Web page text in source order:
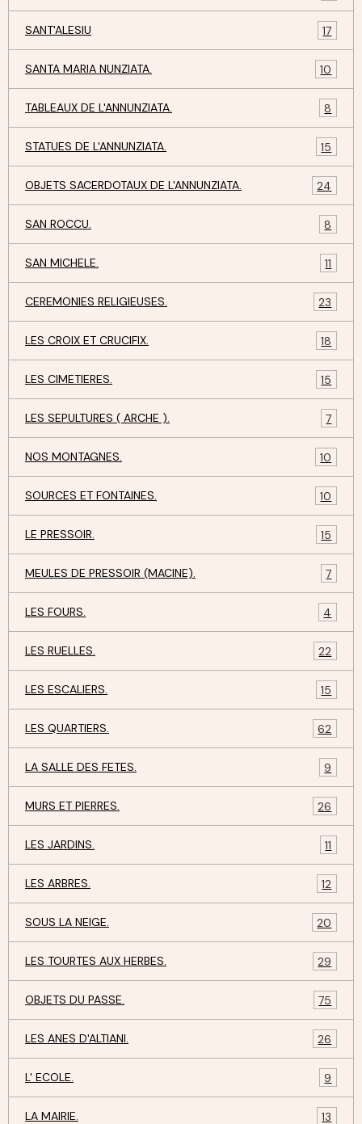
SANT'ALESIU 17
SANTA MARIA NUNZIATA. 10
TABLEAUX DE L'ANNUNZIATA. 8
STATUES DE L'ANNUNZIATA. 15
OBJETS SACERDOTAUX DE L'ANNUNZIATA. 24
SAN ROCCU. 8
SAN MICHELE. 11
CEREMONIES RELIGIEUSES. 23
LES CROIX ET CRUCIFIX. 18
LES CIMETIERES. 15
LES SEPULTURES ( ARCHE ). 7
NOS MONTAGNES. 10
SOURCES ET FONTAINES. 10
LE PRESSOIR. 15
MEULES DE PRESSOIR (MACINE). 7
LES FOURS. 4
LES RUELLES. 22
LES ESCALIERS. 15
LES QUARTIERS. 62
LA SALLE DES FETES. 9
MURS ET PIERRES. 26
LES JARDINS. 11
LES ARBRES. 12
SOUS LA NEIGE. 20
LES TOURTES AUX HERBES. 29
OBJETS DU PASSE. 75
LES ANES D'ALTIANI. 26
L' ECOLE. 9
LA MAIRIE. 13